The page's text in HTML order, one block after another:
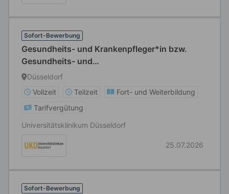
Sofort-Bewerbung
Gesundheits- und Krankenpfleger*in bzw.
Gesundheits- und
Kinderkrankenpfleger*inbzw.
Onkologie bzw. Fachgesundheits- und
Kinderkrankenpfleger*in für Onkologie bzw.
Pflegefachperson (m/w/d) Vollzeit/Teilzeit
Düsseldorf
Vollzeit
Teilzeit
Fort- und Weiterbildung
Tarifvergütung
Universitätsklinikum Düsseldorf
25.07.2026
Sofort-Bewerbung